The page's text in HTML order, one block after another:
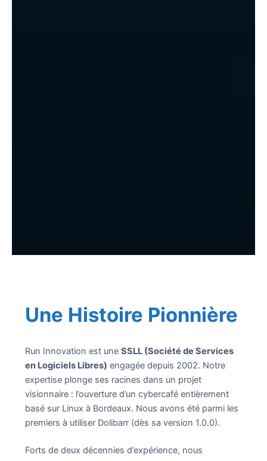
Une Histoire Pionnière
Run Innovation est une SSLL (Société de Services
en Logiciels Libres) engagée depuis 2002. Notre
expertise plonge ses racines dans un projet
visionnaire : l’ouverture d’un cybercafé entièrement
basé sur Linux à Bordeaux. Nous avons été parmi les
premiers à utiliser Dolibarr (dès sa version 1.0.0).
Forts de deux décennies d’expérience, nous